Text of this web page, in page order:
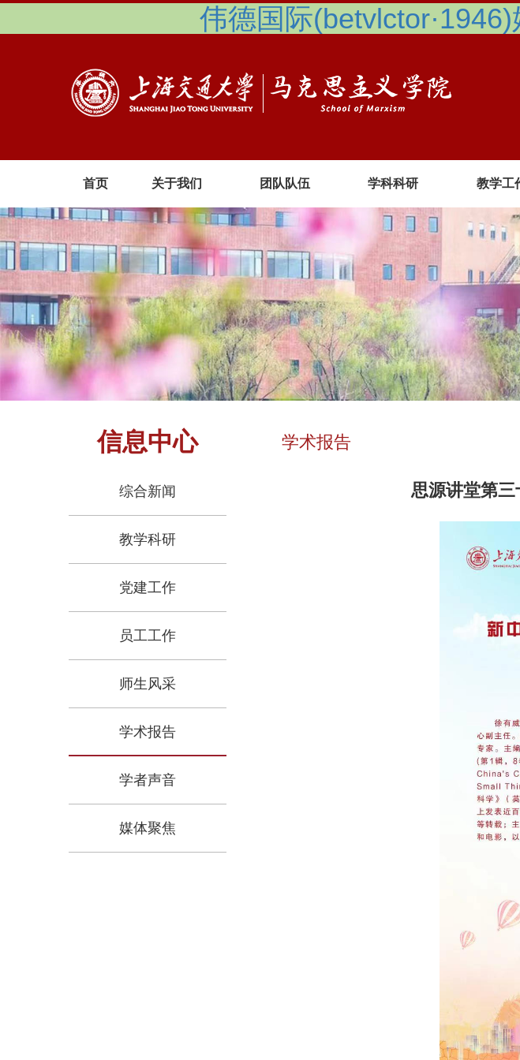
伟德国际
首页 关于我们 团队队伍 学科科研 教学工
信息中心
综合新闻
教学科研
党建工作
员工工作
师生风采
学术报告
学者声音
媒体聚焦
学术报告
思源讲堂第